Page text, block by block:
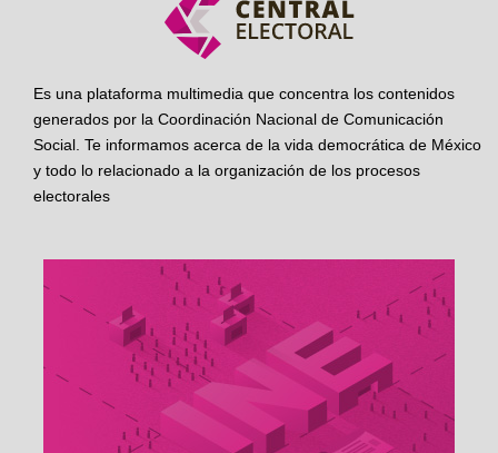
Es una plataforma multimedia que concentra los contenidos
generados por la Coordinación Nacional de Comunicación
Social. Te informamos acerca de la vida democrática de México
y todo lo relacionado a la organización de los procesos
electorales